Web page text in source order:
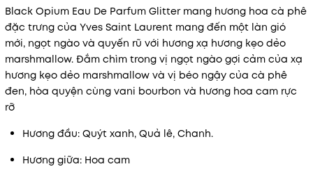
Black Opium Eau De Parfum Glitter mang hương hoa cà phê
đặc trưng của Yves Saint Laurent mang đến một làn gió
mới, ngọt ngào và quyến rũ với hương xạ hương kẹo dẻo
marshmallow. Đắm chìm trong vị ngọt ngào gợi cảm của xạ
hương kẹo dẻo marshmallow và vị béo ngậy của cà phê
đen, hòa quyện cùng vani bourbon và hương hoa cam rực
rỡ
Hương đầu: Quýt xanh, Quả lê, Chanh.
Hương giữa: Hoa cam